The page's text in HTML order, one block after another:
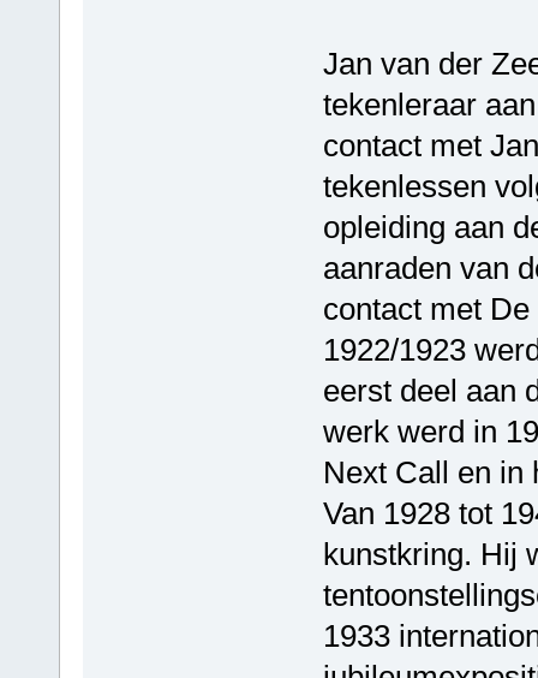
Jan van der
tekenleraar
contact met
tekenlessen
opleiding aan
aanraden van
contact met
1922/1923
eerst deel aan
werk werd in
Next Call en in
Van 1928 tot
kunstkring. Hij
1933